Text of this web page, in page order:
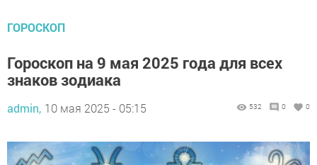
ГОРОСКОП
Гороскоп на 9 мая 2025 года для всех
знаков зодиака
admin, 10 мая 2025 - 05:15 532 0 0